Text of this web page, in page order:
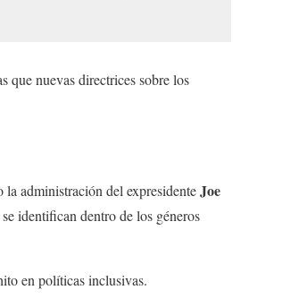
que nuevas directrices sobre los
la administración del expresidenteJoe
identifican dentro de los géneros
en políticas inclusivas.